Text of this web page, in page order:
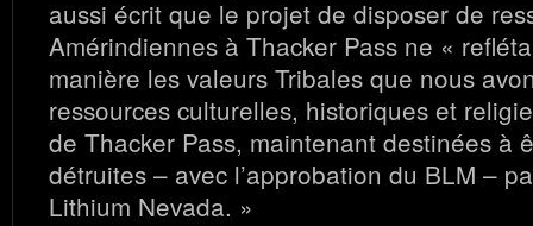
aussi écrit que le projet de disposer de
Amérindiennes à Thacker Pass ne «
manière les valeurs Tribales que nous
ressources culturelles, historiques et
de Thacker Pass, maintenant destinées à
détruites – avec l’approbation du BLM –
Lithium Nevada. »